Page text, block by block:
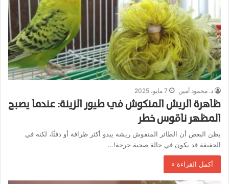
د. محمود أمين 7 مايو، 2025
ظاهرة الريش المنكوش في طيور الزينة: عندما يصبح
المظهر ناقوس خطر
يظن البعض أن الطائر المنفوش ريشه يبدو أكثر ظرافة أو دفئًا، لكنه في
الحقيقة قد يكون في حالة صحية حرجة!…
أكمل القراءة »